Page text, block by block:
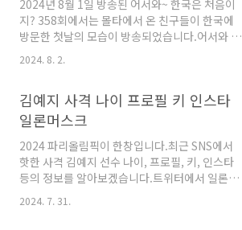
2024년 8월 1일 방송된 어서와~ 한국은 처음이
지? 358회에서는 몰타에서 온 친구들이 한국에
방문한 첫날의 모습이 방송되었습니다.어서와 한
국은 처음이지 몰타 첫날 서울 호텔 숙소는 어디
인지 정보를 알아보았습니다. 어서와 한국은 처
의 야경을 감상한 몰타 친구들은 낙지 요리를 먹
으며 한국에서의 첫날을 즐겁게 즐겼어요.먼 길
오느라 고생했으니 편안한 숙소로 돌아가 쉬어야
할 시간입니다. 긴 여정에 지쳤을 이들을 위해 깔
끔한 호텔이 준비되어 있었어요.트윈베드에 사이
드 베드를 하나 더 놓아둔 형태네요. 장시간 비행
에 첫날부터 서울 여행까지 너무나 피곤했던 아
2024. 8. 2.
김예지 사격 나이 프로필 키 인스타
일론머스크
2024 파리올림픽이 한창입니다.최근 SNS에서
핫한 사격 김예지 선수 나이, 프로필, 키, 인스타
등의 정보를 알아보겠습니다.트위터에서 일론머
스크가 언급하며 더욱 화제가 된 김예지 선수에
대해 알아보도록 해요. 사격 김예지 선수 김예지
2024. 7. 31.